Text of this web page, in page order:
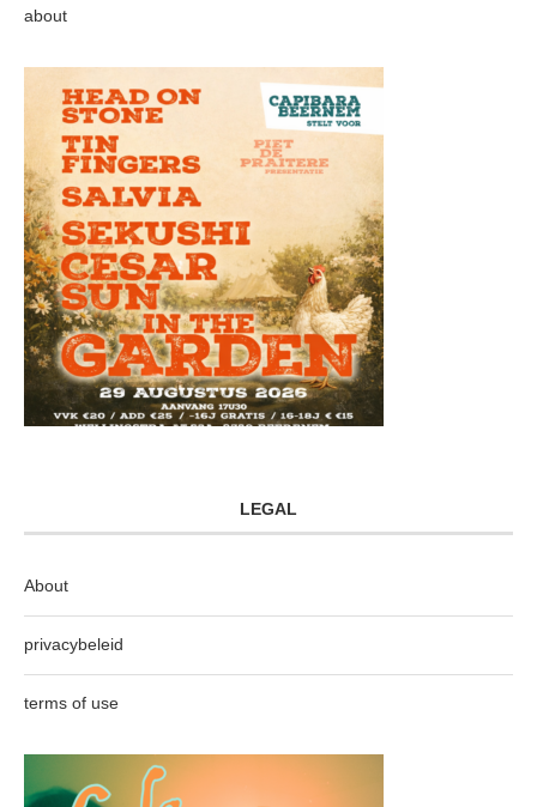
about
LEGAL
About
privacybeleid
terms of use